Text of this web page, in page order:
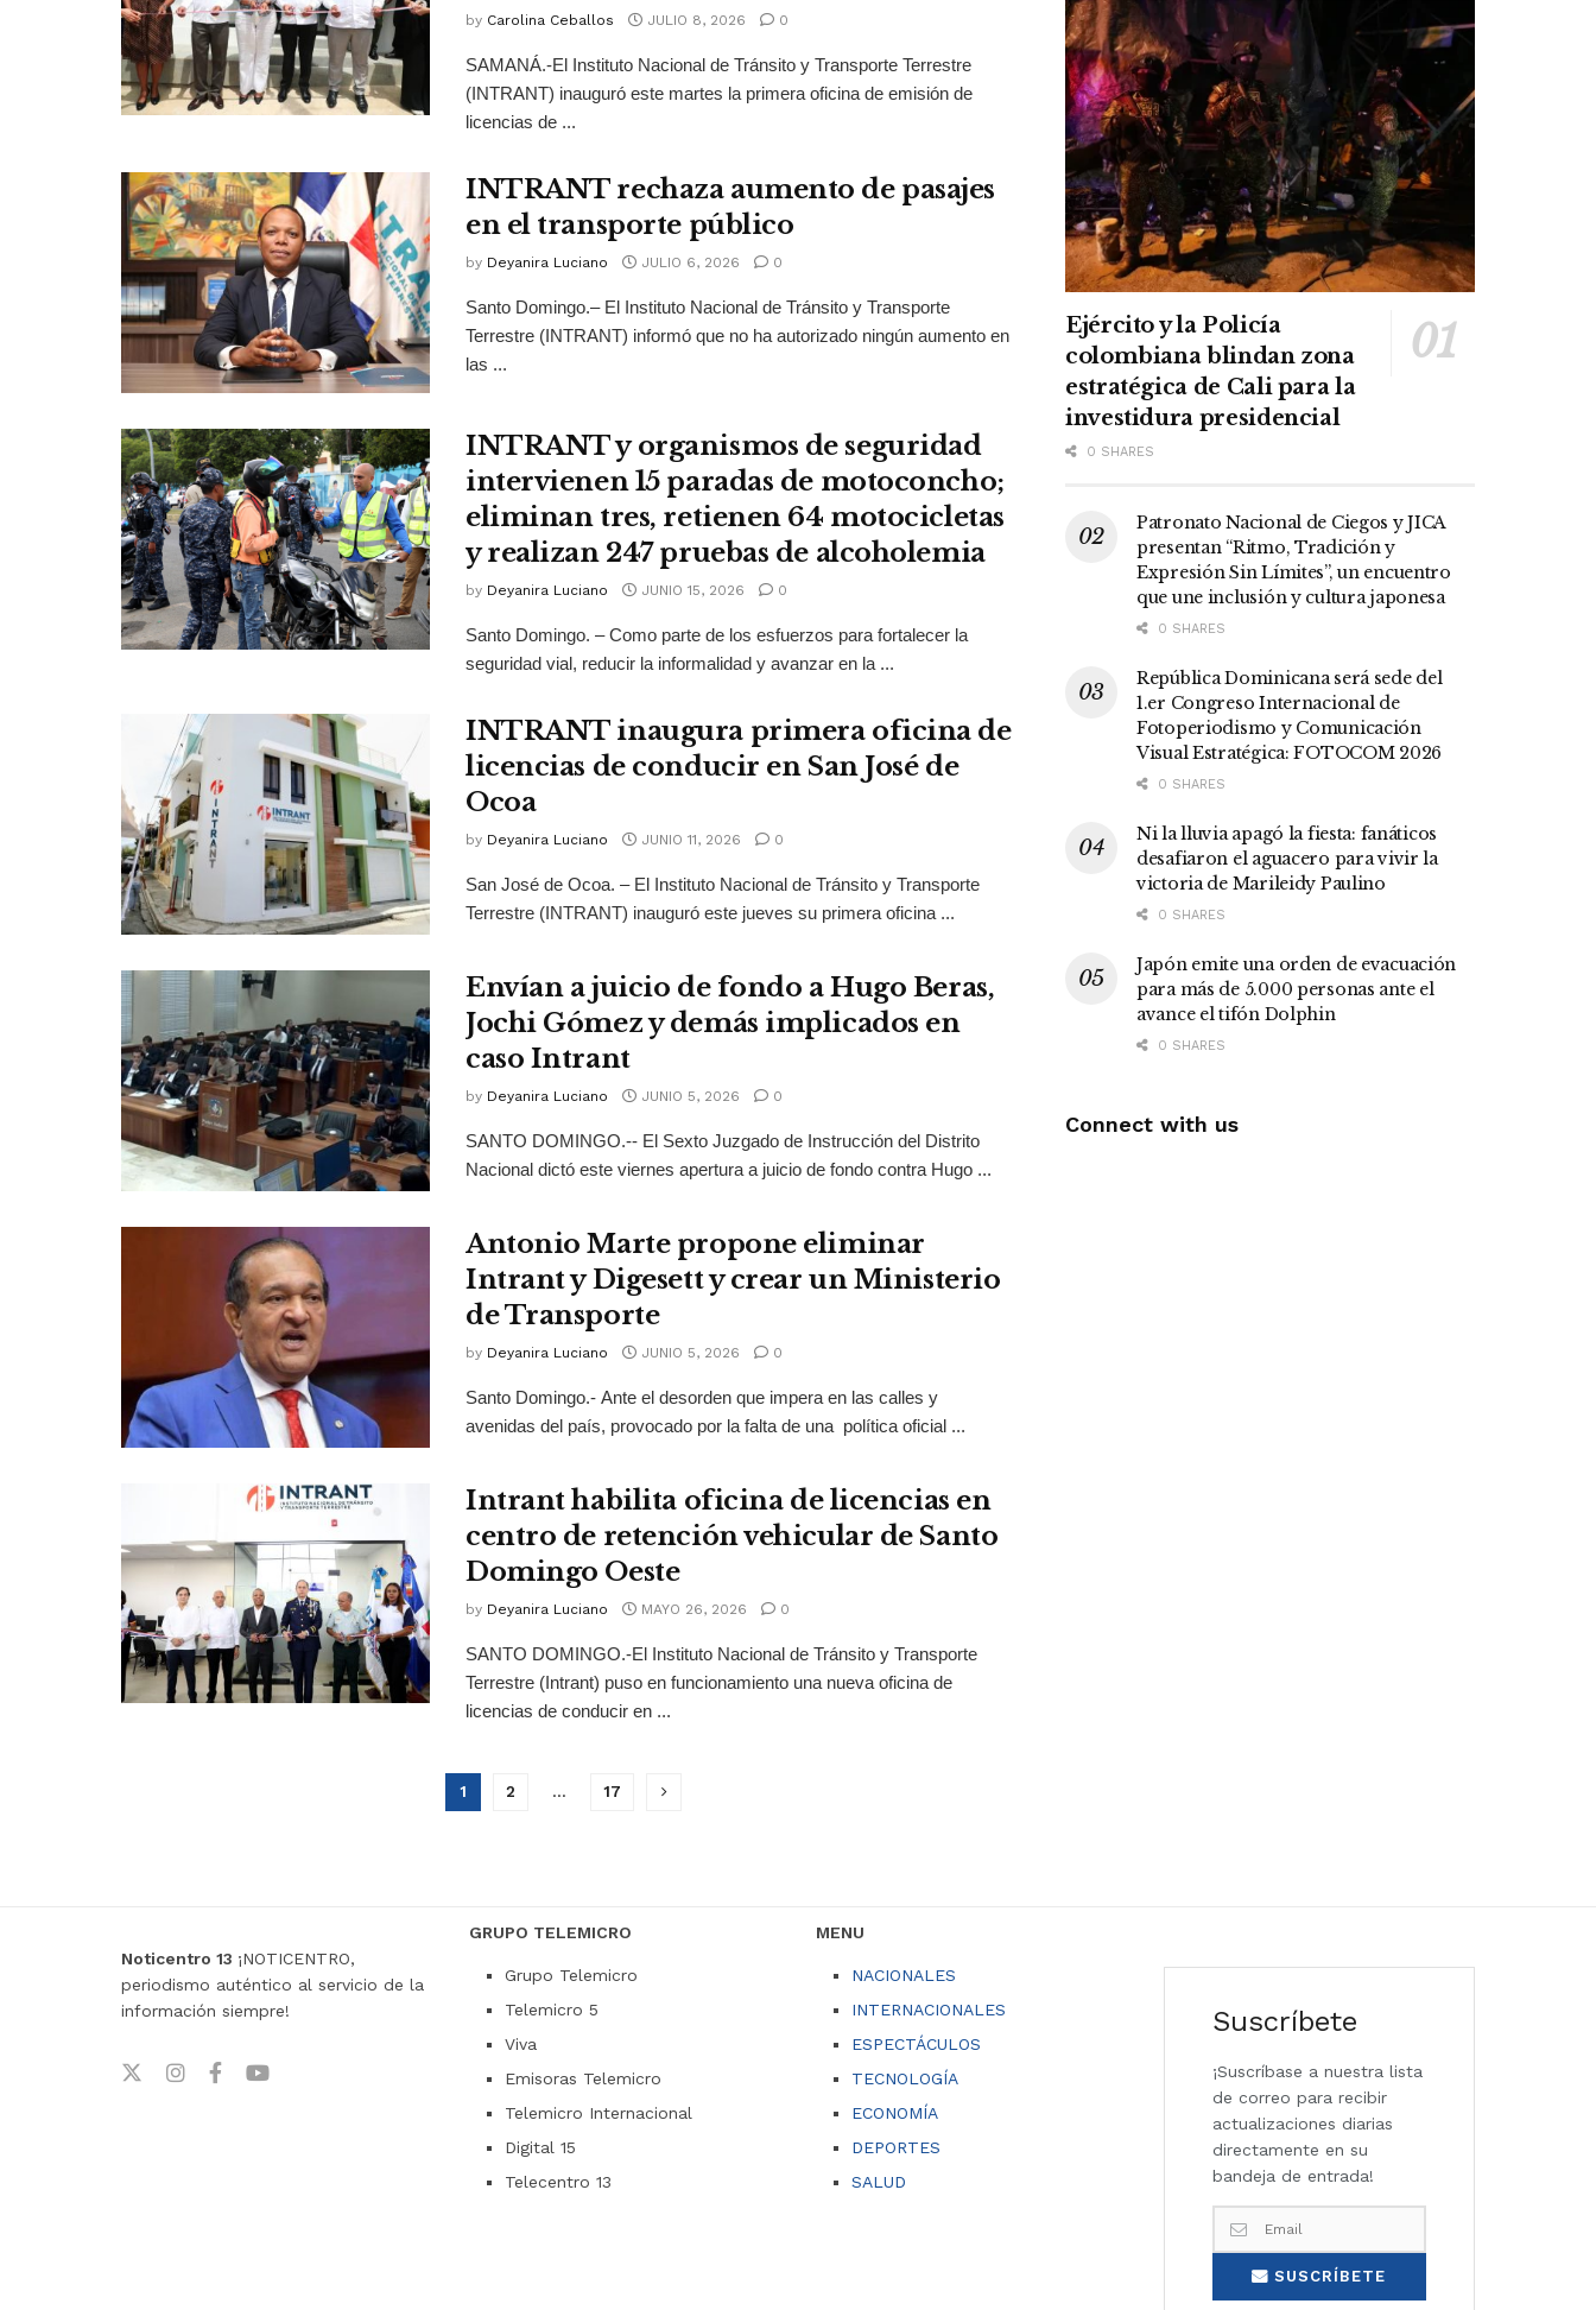
by Carolina Ceballos JULIO 8, 2026 0
SAMANÁ.-El Instituto Nacional de Tránsito y Transporte Terrestre
(INTRANT) inauguró este martes la primera oficina de emisión de
licencias de ...
INTRANT rechaza aumento de pasajes
en el transporte público
by Deyanira Luciano JULIO 6, 2026 0
Santo Domingo.– El Instituto Nacional de Tránsito y Transporte
Terrestre (INTRANT) informó que no ha autorizado ningún aumento en
las ...
INTRANT y organismos de seguridad
intervienen 15 paradas de motoconcho;
eliminan tres, retienen 64 motocicletas
y realizan 247 pruebas de alcoholemia
by Deyanira Luciano JUNIO 15, 2026 0
Santo Domingo. – Como parte de los esfuerzos para fortalecer la
seguridad vial, reducir la informalidad y avanzar en la ...
INTRANT inaugura primera oficina de
licencias de conducir en San José de
Ocoa
by Deyanira Luciano JUNIO 11, 2026 0
San José de Ocoa. – El Instituto Nacional de Tránsito y Transporte
Terrestre (INTRANT) inauguró este jueves su primera oficina ...
Envían a juicio de fondo a Hugo Beras,
Jochi Gómez y demás implicados en
caso Intrant
by Deyanira Luciano JUNIO 5, 2026 0
SANTO DOMINGO.-- El Sexto Juzgado de Instrucción del Distrito
Nacional dictó este viernes apertura a juicio de fondo contra Hugo ...
Antonio Marte propone eliminar
Intrant y Digesett y crear un Ministerio
de Transporte
by Deyanira Luciano JUNIO 5, 2026 0
Santo Domingo.- Ante el desorden que impera en las calles y
avenidas del país, provocado por la falta de una política oficial ...
Intrant habilita oficina de licencias en
centro de retención vehicular de Santo
Domingo Oeste
by Deyanira Luciano MAYO 26, 2026 0
SANTO DOMINGO.-El Instituto Nacional de Tránsito y Transporte
Terrestre (Intrant) puso en funcionamiento una nueva oficina de
licencias de conducir en ...
1 2 … 17
Ejército y la Policía
colombiana blindan zona
estratégica de Cali para la
investidura presidencial
0 SHARES
Patronato Nacional de Ciegos y JICA
presentan “Ritmo, Tradición y
Expresión Sin Límites”, un encuentro
que une inclusión y cultura japonesa
0 SHARES
República Dominicana será sede del
1.er Congreso Internacional de
Fotoperiodismo y Comunicación
Visual Estratégica: FOTOCOM 2026
0 SHARES
Ni la lluvia apagó la fiesta: fanáticos
desafiaron el aguacero para vivir la
victoria de Marileidy Paulino
0 SHARES
Japón emite una orden de evacuación
para más de 5.000 personas ante el
avance el tifón Dolphin
0 SHARES
Connect with us
Noticentro 13 ¡NOTICENTRO,
periodismo auténtico al servicio de la
información siempre!
GRUPO TELEMICRO
Grupo Telemicro
Telemicro 5
Viva
Emisoras Telemicro
Telemicro Internacional
Digital 15
Telecentro 13
MENU
NACIONALES
INTERNACIONALES
ESPECTÁCULOS
TECNOLOGÍA
ECONOMÍA
DEPORTES
SALUD
Suscríbete
¡Suscríbase a nuestra lista
de correo para recibir
actualizaciones diarias
directamente en su
bandeja de entrada!
SUSCRÍBETE